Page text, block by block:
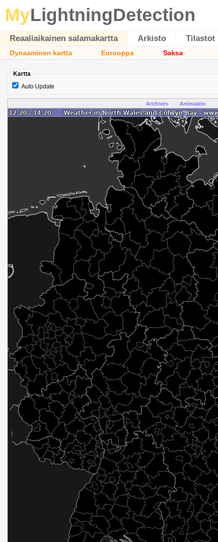
MyLightningDetection
Reaaliaikainen salamakartta Arkisto Tilastot
Dynaaminen kartta Eurooppa Saksa
Kartta
Auto Update
Archives Animaatio